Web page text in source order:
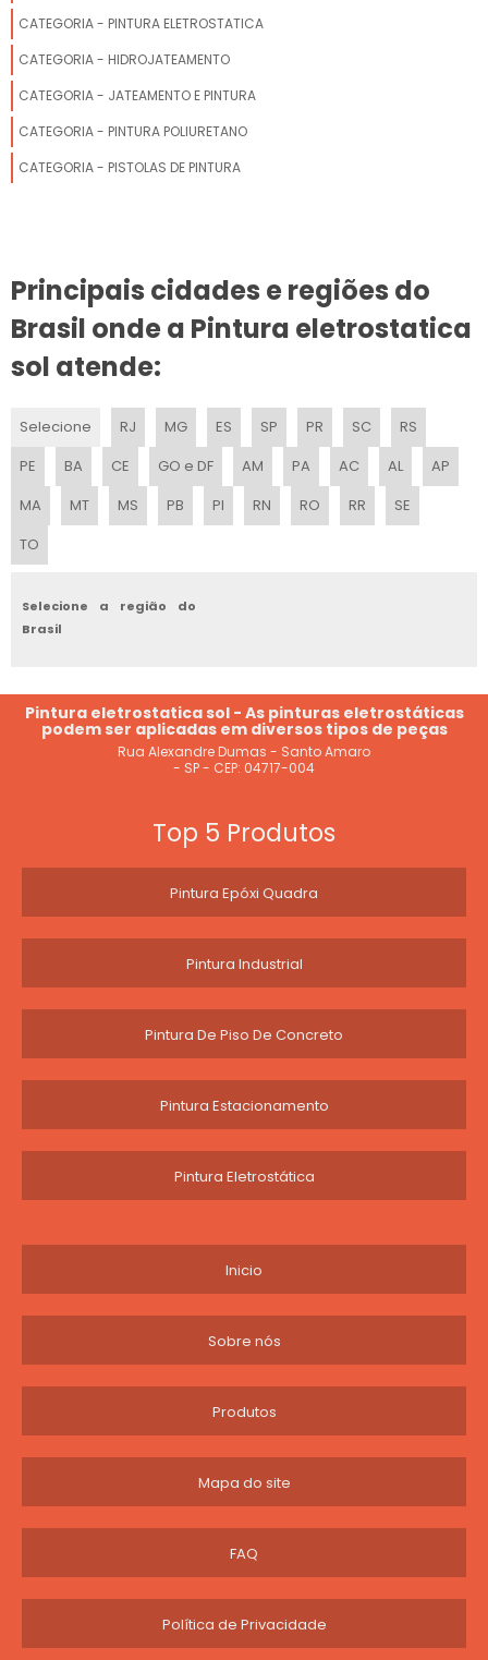
CATEGORIA - PINTURA ELETROSTATICA
CATEGORIA - HIDROJATEAMENTO
CATEGORIA - JATEAMENTO E PINTURA
CATEGORIA - PINTURA POLIURETANO
CATEGORIA - PISTOLAS DE PINTURA
Principais cidades e regiões do
Brasil onde a Pintura eletrostatica
sol atende:
Selecione RJ MG ES SP PR SC
RS
PE
BA CE GO e DF AM PA AC AL
AP
MA
MT MS PB PI RN RO RR
SE
TO
Selecione a região do
Brasil
Pintura eletrostatica sol - As pinturas eletrostáticas
podem ser aplicadas em diversos tipos de peças
Rua Alexandre Dumas - Santo Amaro
- SP - CEP: 04717-004
Top 5 Produtos
Pintura Epóxi Quadra
Pintura Industrial
Pintura De Piso De Concreto
Pintura Estacionamento
Pintura Eletrostática
Inicio
Sobre nós
Produtos
Mapa do site
FAQ
Política de Privacidade